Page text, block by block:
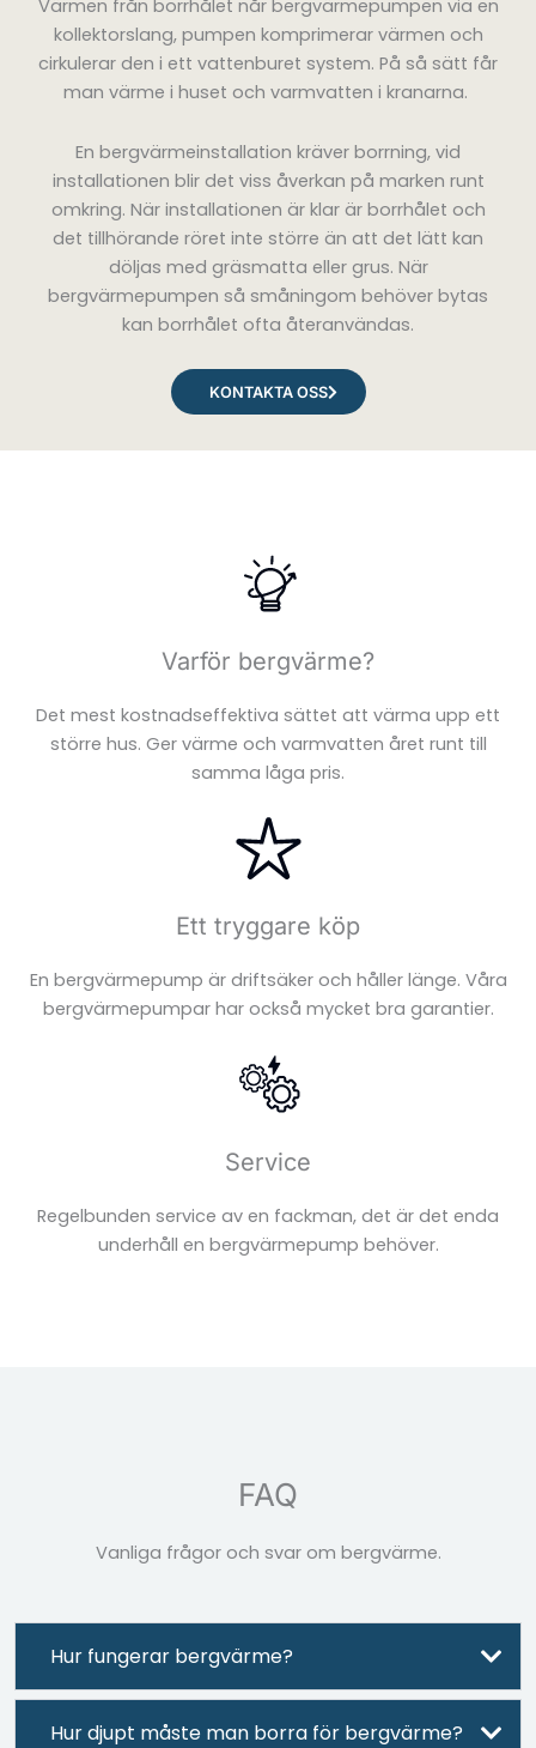
Värmen från borrhålet når bergvärmepumpen via en
kollektorslang, pumpen komprimerar värmen och
cirkulerar den i ett vattenburet system. På så sätt får
man värme i huset och varmvatten i kranarna.
En bergvärmeinstallation kräver borrning, vid
installationen blir det viss åverkan på marken runt
omkring. När installationen är klar är borrhålet och
det tillhörande röret inte större än att det lätt kan
döljas med gräsmatta eller grus. När
bergvärmepumpen så småningom behöver bytas
kan borrhålet ofta återanvändas.
KONTAKTA OSS
Varför bergvärme?
Det mest kostnadseffektiva sättet att värma upp ett
större hus. Ger värme och varmvatten året runt till
samma låga pris.
Ett tryggare köp
En bergvärmepump är driftsäker och håller länge. Våra
bergvärmepumpar har också mycket bra garantier.
FÖRNYBAR
ENERGI
Service
Regelbunden service av en fackman, det är det enda
underhåll en bergvärmepump behöver.
FAQ
Vanliga frågor och svar om bergvärme.
Hur fungerar bergvärme?
Hur djupt måste man borra för bergvärme?